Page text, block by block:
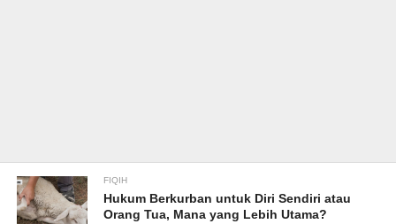
FIQIH
Hukum Berkurban untuk Diri Sendiri atau
Orang Tua, Mana yang Lebih Utama?